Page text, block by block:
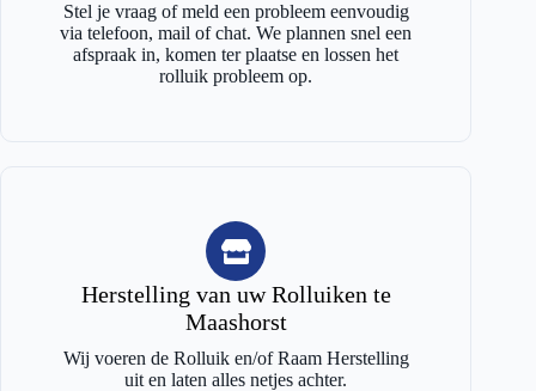
Stel je vraag of meld een probleem eenvoudig
via telefoon, mail of chat. We plannen snel een
afspraak in, komen ter plaatse en lossen het
rolluik probleem op.
Herstelling van uw Rolluiken te
Maashorst
Wij voeren de Rolluik en/of Raam Herstelling
uit en laten alles netjes achter.